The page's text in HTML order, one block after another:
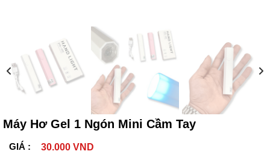
Máy Hơ Gel 1 Ngón Mini Cầm Tay
GIÁ : 30.000 VND